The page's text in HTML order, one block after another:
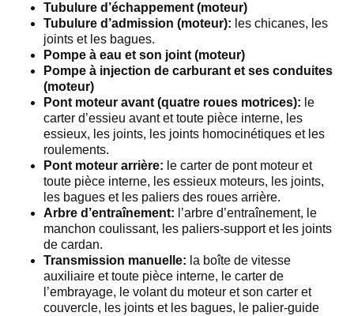
Tubulure d’échappement (moteur)
Tubulure d’admission (moteur): les chicanes, les
joints et les bagues.
Pompe à eau et son joint (moteur)
Pompe à injection de carburant et ses conduites
(moteur)
Pont moteur avant (quatre roues motrices): le
carter d’essieu avant et toute pièce interne, les
essieux, les joints, les joints homocinétiques et les
roulements.
Pont moteur arrière: le carter de pont moteur et
toute pièce interne, les essieux moteurs, les joints,
les bagues et les paliers des roues arrière.
Arbre d’entraînement: l’arbre d’entraînement, le
manchon coulissant, les paliers-support et les joints
de cardan.
Transmission manuelle: la boîte de vitesse
auxiliaire et toute pièce interne, le carter de
l’embrayage, le volant du moteur et son carter et
couvercle, les joints et les bagues, le palier-guide